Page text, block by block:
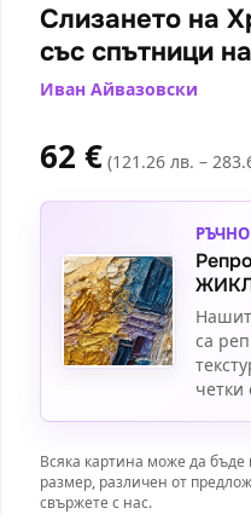
Слизането на
със спътници
Иван Айвазовски
62 € (121.26 лв. –
са
Всяка картина може да
размер, различен от
свържете с нас.